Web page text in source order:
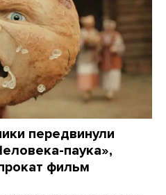
передвинули
паука»,
фильм